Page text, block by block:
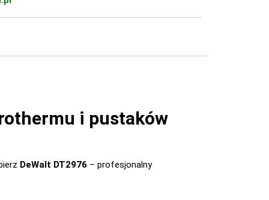
i pustaków
DeWalt DT2976 – profesjonalny